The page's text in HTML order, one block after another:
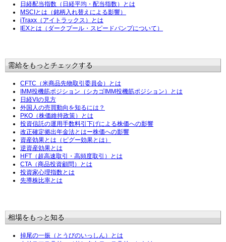
日経配当指数（日経平均・配当指数）とは
MSCIとは（銘柄入れ替えによる影響）
iTraxx（アイトラックス）とは
IEXとは（ダークプール・スピードバンプについて）
需給をもっとチェックする
CFTC（米商品先物取引委員会）とは
IMM投機筋ポジション（シカゴIMM投機筋ポジション）とは
日経VIの見方
外国人の売買動向を知るには？
PKO（株価維持政策）とは
投資信託の運用手数料引下げによる株価への影響
改正確定拠出年金法とはー株価への影響
資産効果とは（ピグー効果とは）
逆資産効果とは
HFT（超高速取引・高頻度取引）とは
CTA（商品投資顧問）とは
投資家心理指数とは
先導株比率とは
相場をもっと知る
掉尾の一振（とうびのいっしん）とは